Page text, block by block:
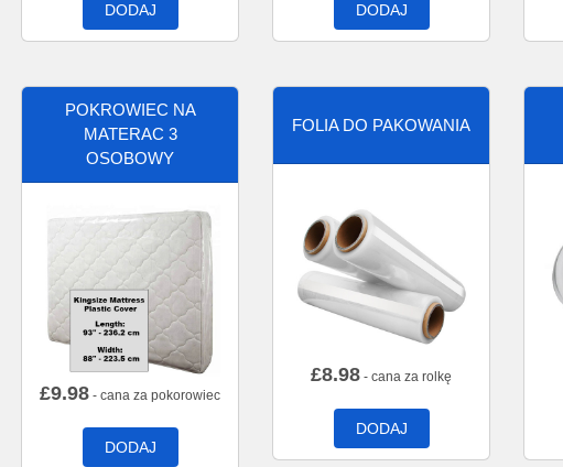
DODAJ DODAJ
POKROWIEC NA
MATERAC 3
OSOBOWY
£9.98 - cana za pokorowiec
DODAJ
FOLIA DO PAKOWANIA
£8.98 - cana za rolkę
DODAJ